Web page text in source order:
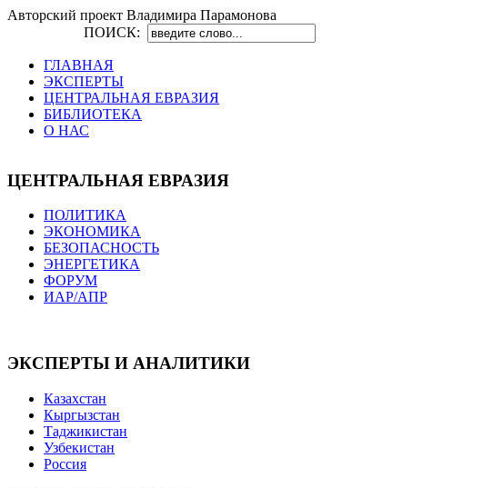
Авторский проект Владимира Парамонова
ПОИСК:
ГЛАВНАЯ
ЭКСПЕРТЫ
ЦЕНТРАЛЬНАЯ ЕВРАЗИЯ
БИБЛИОТЕКА
О НАС
ЦЕНТРАЛЬНАЯ ЕВРАЗИЯ
ПОЛИТИКА
ЭКОНОМИКА
БЕЗОПАСНОСТЬ
ЭНЕРГЕТИКА
ФОРУМ
ИАР/АПР
ЭКСПЕРТЫ И АНАЛИТИКИ
Казахстан
Кыргызстан
Таджикистан
Узбекистан
Россия